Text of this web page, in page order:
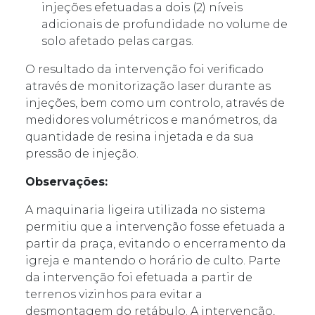
injeções efetuadas a dois (2) níveis
adicionais de profundidade no volume de
solo afetado pelas cargas.
O resultado da intervenção foi verificado
através de monitorização laser durante as
injeções, bem como um controlo, através de
medidores volumétricos e manómetros, da
quantidade de resina injetada e da sua
pressão de injeção.
Observações:
A maquinaria ligeira utilizada no sistema
permitiu que a intervenção fosse efetuada a
partir da praça, evitando o encerramento da
igreja e mantendo o horário de culto. Parte
da intervenção foi efetuada a partir de
terrenos vizinhos para evitar a
desmontagem do retábulo. A intervenção,